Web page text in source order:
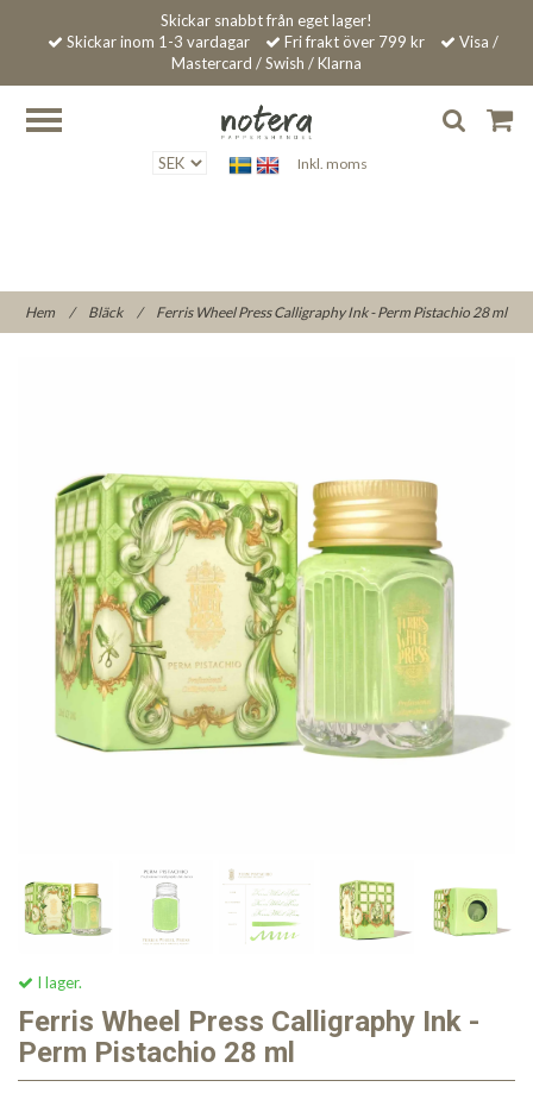
Skickar snabbt från eget lager!
Skickar inom 1-3 vardagar
Fri frakt över 799 kr
Visa /
Mastercard / Swish / Klarna
Inkl. moms
Hem / Bläck / Ferris Wheel Press Calligraphy Ink - Perm Pistachio 28 ml
I lager.
Ferris Wheel Press Calligraphy Ink -
Perm Pistachio 28 ml